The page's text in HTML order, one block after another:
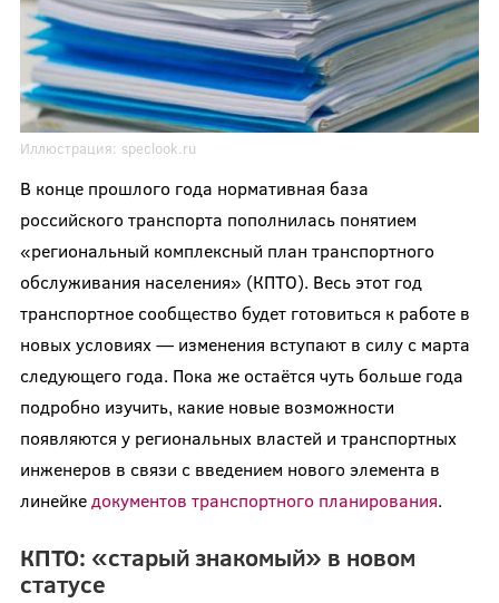
Иллюстрация: speclook.ru
В конце прошлого года нормативная база
российского транспорта пополнилась понятием
«региональный комплексный план транспортного
обслуживания населения» (КПТО). Весь этот год
транспортное сообщество будет готовиться к работе в
новых условиях — изменения вступают в силу с марта
следующего года. Пока же остаётся чуть больше года
подробно изучить, какие новые возможности
появляются у региональных властей и транспортных
инженеров в связи с введением нового элемента в
линейке документов транспортного планирования.
КПТО: «старый знакомый» в новом
статусе